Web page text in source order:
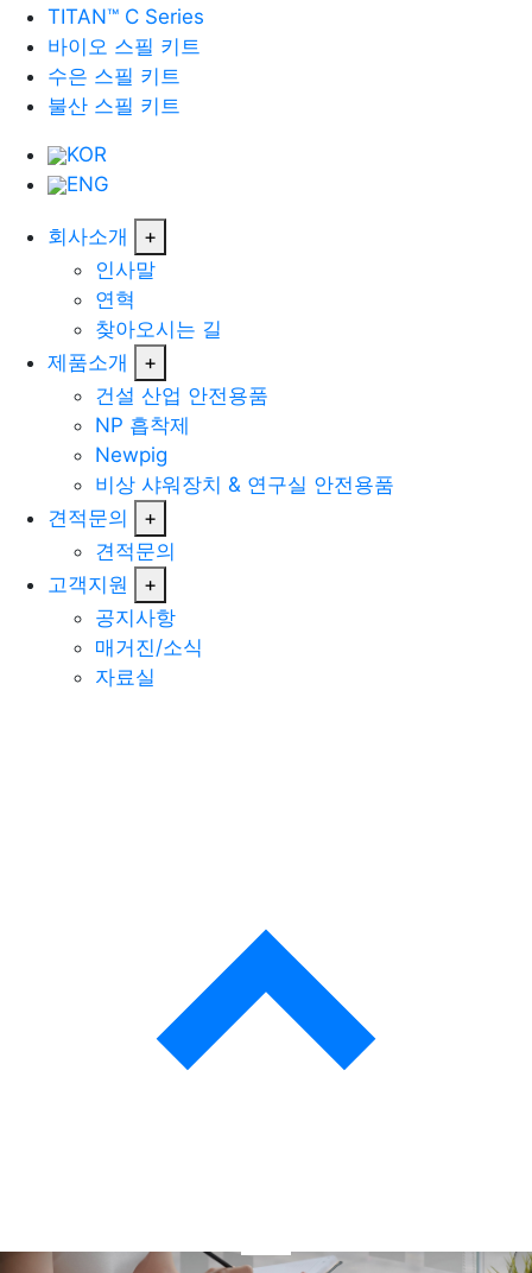
TITAN™ C Series
바이오 스필 키트
수은 스필 키트
불산 스필 키트
KOR
ENG
회사소개
+
인사말
연혁
찾아오시는 길
제품소개
+
건설 산업 안전용품
NP 흡착제
Newpig
비상 샤워장치 & 연구실 안전용품
견적문의
+
견적문의
고객지원
+
공지사항
매거진/소식
자료실